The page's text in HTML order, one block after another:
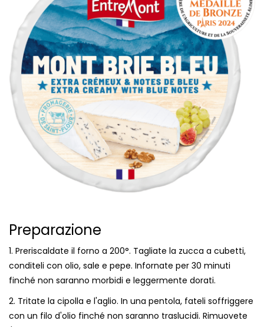
Preparazione
1. Preriscaldate il forno a 200°. Tagliate la zucca a cubetti,
conditeli con olio, sale e pepe. Infornate per 30 minuti
finché non saranno morbidi e leggermente dorati.
2. Tritate la cipolla e l'aglio. In una pentola, fateli soffriggere
con un filo d'olio finché non saranno traslucidi. Rimuovete